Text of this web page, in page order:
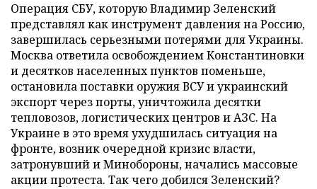
Операция СБУ, которую Владимир Зеленский
представлял как инструмент давления на Россию,
завершилась серьезными потерями для Украины.
Москва ответила освобождением Константиновки
и десятков населенных пунктов поменьше,
остановила поставки оружия ВСУ и украинский
экспорт через порты, уничтожила десятки
тепловозов, логистических центров и АЗС. На
Украине в это время ухудшилась ситуация на
фронте, возник очередной кризис власти,
затронувший и Минобороны, начались массовые
акции протеста. Так чего добился Зеленский?